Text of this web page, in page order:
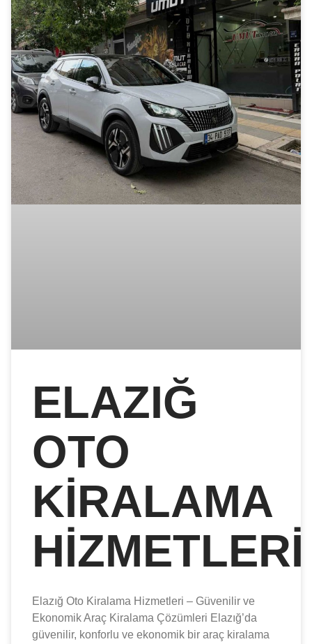
ELAZIĞ
OTO
KIRALAMA
HIZMETLERI
Elazığ Oto Kiralama Hizmetleri – Güvenilir ve
Ekonomik Araç Kiralama Çözümleri Elazığ’da
güvenilir, konforlu ve ekonomik bir araç kiralama